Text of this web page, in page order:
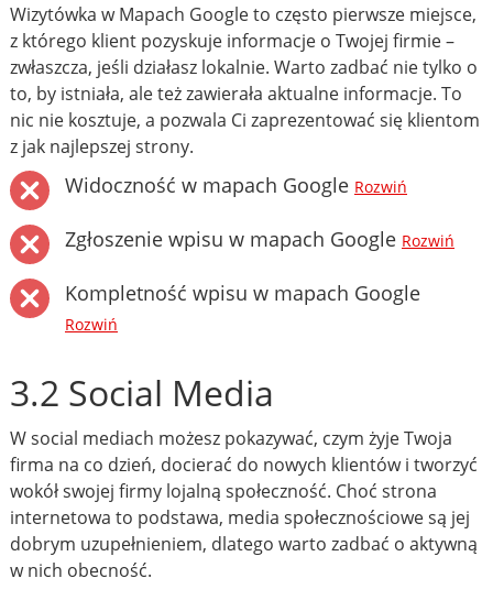
Wizytówka w Mapach Google to często pierwsze miejsce,
z którego klient pozyskuje informacje o Twojej firmie –
zwłaszcza, jeśli działasz lokalnie. Warto zadbać nie tylko o
to, by istniała, ale też zawierała aktualne informacje. To
nic nie kosztuje, a pozwala Ci zaprezentować się klientom
z jak najlepszej strony.
Widoczność w mapach Google Rozwiń
Zgłoszenie wpisu w mapach Google Rozwiń
Kompletność wpisu w mapach Google
Rozwiń
3.2 Social Media
W social mediach możesz pokazywać, czym żyje Twoja
firma na co dzień, docierać do nowych klientów i tworzyć
wokół swojej firmy lojalną społeczność. Choć strona
internetowa to podstawa, media społecznościowe są jej
dobrym uzupełnieniem, dlatego warto zadbać o aktywną
w nich obecność.